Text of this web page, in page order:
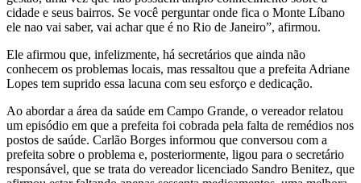
cidade e seus bairros. Se você perguntar onde fica o Monte Líbano
ele nao vai saber, vai achar que é no Rio de Janeiro”, afirmou.
Ele afirmou que, infelizmente, há secretários que ainda não
conhecem os problemas locais, mas ressaltou que a prefeita Adriane
Lopes tem suprido essa lacuna com seu esforço e dedicação.
Ao abordar a área da saúde em Campo Grande, o vereador relatou
um episódio em que a prefeita foi cobrada pela falta de remédios nos
postos de saúde. Carlão Borges informou que conversou com a
prefeita sobre o problema e, posteriormente, ligou para o secretário
responsável, que se trata do vereador licenciado Sandro Benitez, que